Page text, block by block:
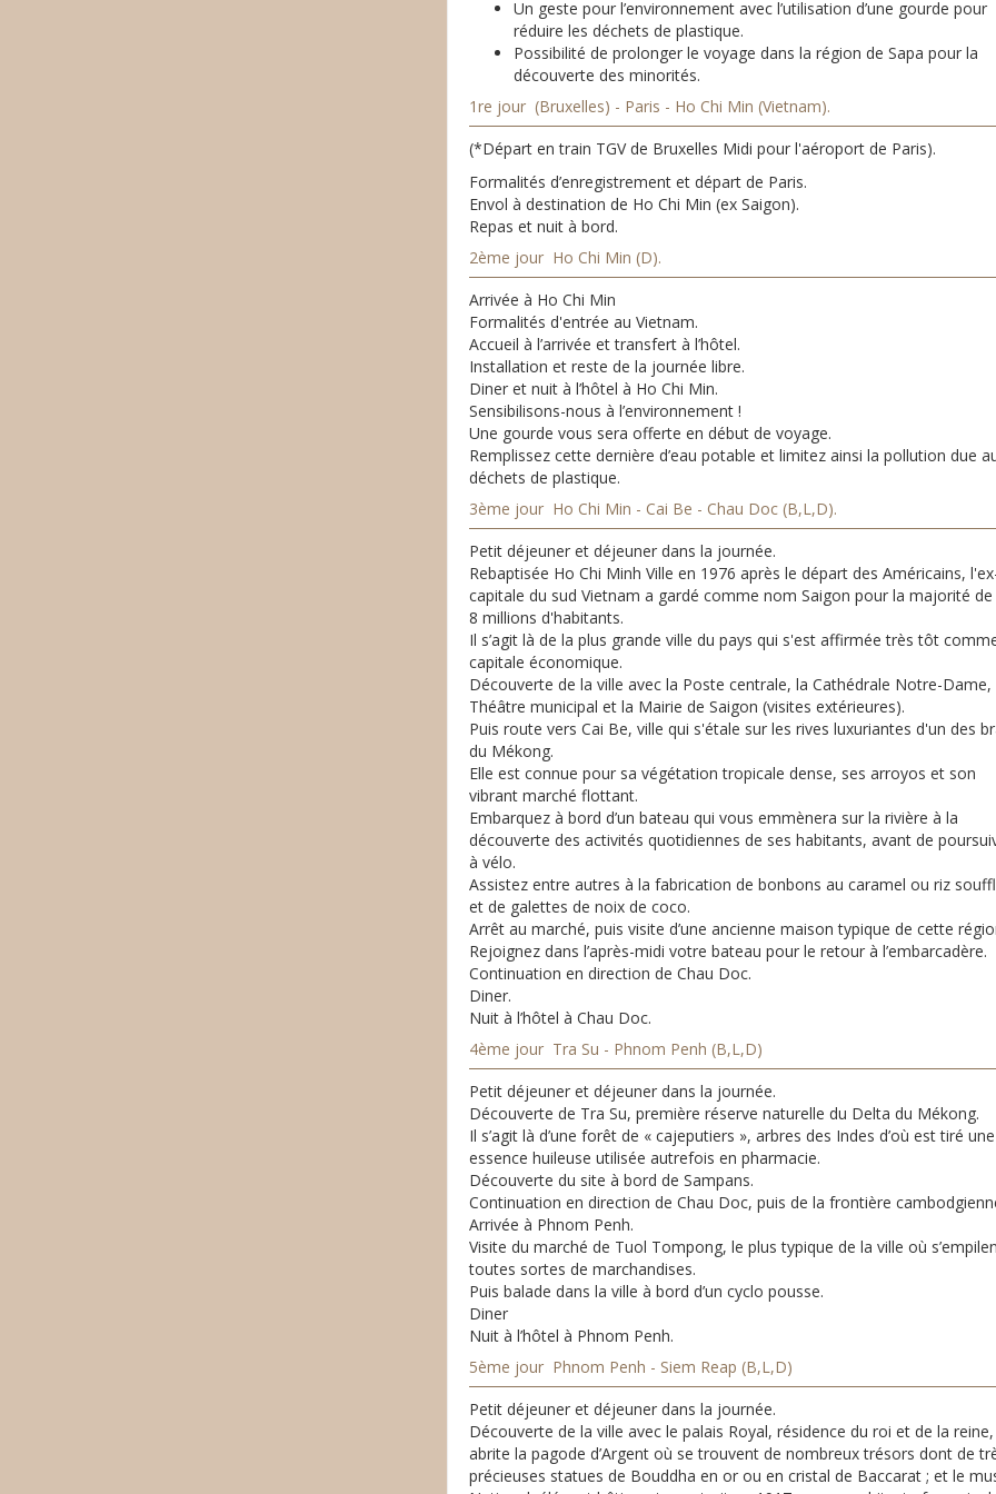
Un geste pour l’environnement avec l’utilisation d’une gourde pour
réduire les déchets de plastique.
Possibilité de prolonger le voyage dans la région de Sapa pour la
découverte des minorités.
1re jour (Bruxelles) - Paris - Ho Chi Min (Vietnam).
(*Départ en train TGV de Bruxelles Midi pour l'aéroport de Paris).
Formalités d’enregistrement et départ de Paris.
Envol à destination de Ho Chi Min (ex Saigon).
Repas et nuit à bord.
2ème jour Ho Chi Min (D).
Arrivée à Ho Chi Min
Formalités d'entrée au Vietnam.
Accueil à l’arrivée et transfert à l’hôtel.
Installation et reste de la journée libre.
Diner et nuit à l’hôtel à Ho Chi Min.
Sensibilisons-nous à l’environnement !
Une gourde vous sera offerte en début de voyage.
Remplissez cette dernière d’eau potable et limitez ainsi la pollution due
déchets de plastique.
3ème jour Ho Chi Min - Cai Be - Chau Doc (B,L,D).
Petit déjeuner et déjeuner dans la journée.
Rebaptisée Ho Chi Minh Ville en 1976 après le départ des Américains,
capitale du sud Vietnam a gardé comme nom Saigon pour la majorité de
8 millions d'habitants.
Il s’agit là de la plus grande ville du pays qui s'est affirmée très tôt
capitale économique.
Découverte de la ville avec la Poste centrale, la Cathédrale Notre-Dame,
Théâtre municipal et la Mairie de Saigon (visites extérieures).
Puis route vers Cai Be, ville qui s'étale sur les rives luxuriantes d'un des
du Mékong.
Elle est connue pour sa végétation tropicale dense, ses arroyos et son
vibrant marché flottant.
Embarquez à bord d’un bateau qui vous emmènera sur la rivière à la
découverte des activités quotidiennes de ses habitants, avant de
à vélo.
Assistez entre autres à la fabrication de bonbons au caramel ou riz
et de galettes de noix de coco.
Arrêt au marché, puis visite d’une ancienne maison typique de cette
Rejoignez dans l’après-midi votre bateau pour le retour à l’embarcadère.
Continuation en direction de Chau Doc.
Diner.
Nuit à l’hôtel à Chau Doc.
4ème jour Tra Su - Phnom Penh (B,L,D)
Petit déjeuner et déjeuner dans la journée.
Découverte de Tra Su, première réserve naturelle du Delta du Mékong.
Il s’agit là d’une forêt de « cajeputiers », arbres des Indes d’où est tiré une
essence huileuse utilisée autrefois en pharmacie.
Découverte du site à bord de Sampans.
Continuation en direction de Chau Doc, puis de la frontière
Arrivée à Phnom Penh.
Visite du marché de Tuol Tompong, le plus typique de la ville où
toutes sortes de marchandises.
Puis balade dans la ville à bord d’un cyclo pousse.
Diner
Nuit à l’hôtel à Phnom Penh.
5ème jour Phnom Penh - Siem Reap (B,L,D)
Petit déjeuner et déjeuner dans la journée.
Découverte de la ville avec le palais Royal, résidence du roi et de la
abrite la pagode d’Argent où se trouvent de nombreux trésors dont de
précieuses statues de Bouddha en or ou en cristal de Baccarat ; et le